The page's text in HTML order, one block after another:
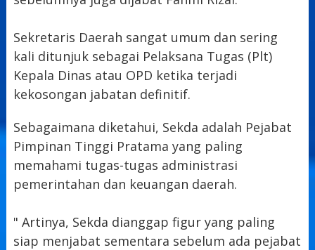
Sekretaris Daerah sangat umum dan sering
kali ditunjuk sebagai Pelaksana Tugas (Plt)
Kepala Dinas atau OPD ketika terjadi
kekosongan jabatan definitif.
Sebagaimana diketahui, Sekda adalah Pejabat
Pimpinan Tinggi Pratama yang paling
memahami tugas-tugas administrasi
pemerintahan dan keuangan daerah.
" Artinya, Sekda dianggap figur yang paling
siap menjabat sementara sebelum ada pejabat